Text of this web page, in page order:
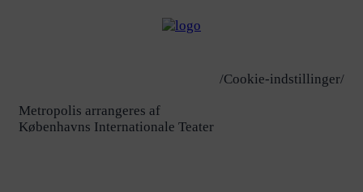
/Cookie-indstillinger/
Metropolis arrangeres af
Københavns Internationale Teater